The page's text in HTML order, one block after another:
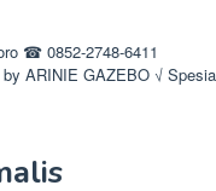
ARINIE GAZEBO √